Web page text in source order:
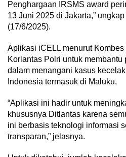
Penghargaan IRSMS award
13 Juni 2025 di Jakarta,”
(17/6/2025).
Aplikasi iCELL menurut
Korlantas Polri untuk membantu
dalam menangani kasus
Indonesia termasuk di Maluku.
“Aplikasi ini hadir untuk
khususnya Ditlantas karena
ini berbasis teknologi informasi
transparan,” jelasnya.